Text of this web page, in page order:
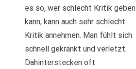
es so, wer schlecht Kritik geben
kann, kann auch sehr schlecht
Kritik annehmen. Man fühlt sich
schnell gekränkt und verletzt.
Dahinterstecken oft